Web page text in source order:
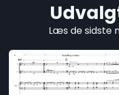
Læs de sidste